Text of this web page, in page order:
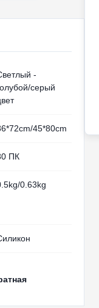
-
серый
45*80cm
ПК
0.63kg